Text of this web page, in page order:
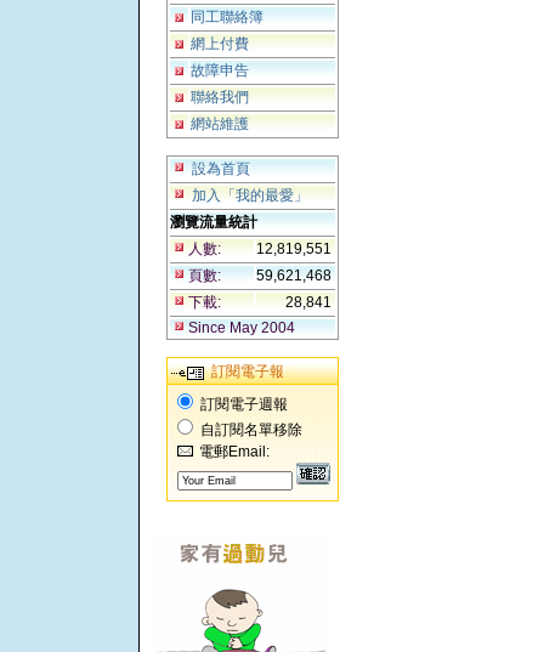
同工聯絡簿
網上付費
故障申告
聯絡我們
網站維護
設為首頁
加入「我的最愛」
瀏覽流量統計
人數:
12,819,551
頁數:
59,621,468
下載:
28,841
Since May 2004
訂閱電子報
訂閱電子週報
自訂閱名單移除
電郵Email: